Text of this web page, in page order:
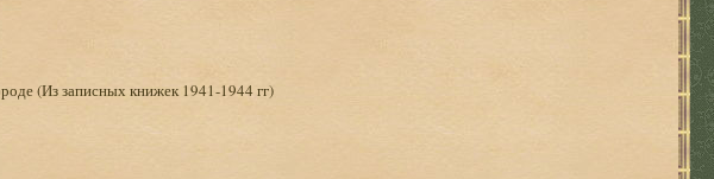
(Из записных книжек 1941-1944 гг)